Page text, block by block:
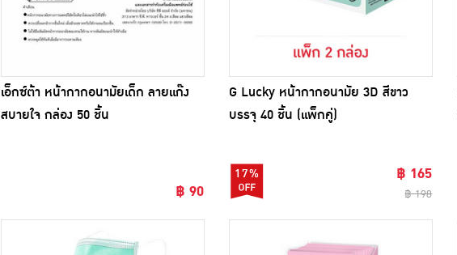
เอ็กซ์ต้า หน้ากากอนามัยเด็ก ลายแก๊ง
สบายใจ กล่อง 50 ชิ้น
฿ 90
G Lucky หน้ากากอนามัย 3D สีขาว
บรรจุ 40 ชิ้น (แพ็กคู่)
17% ฿ 165
฿ 198